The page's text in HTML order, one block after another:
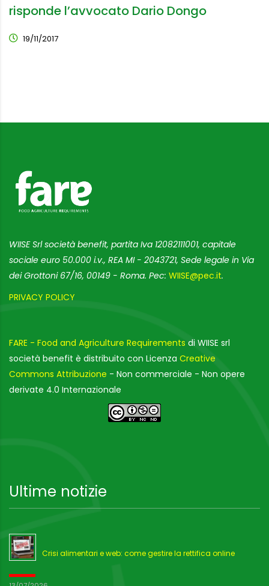
risponde l’avvocato Dario Dongo
19/11/2017
WIISE Srl società benefit, partita Iva 12082111001, capitale
sociale euro 50.000 i.v., REA MI - 2043721, Sede legale in Via
dei Grottoni 67/16, 00149 - Roma. Pec: WIISE@pec.it.
PRIVACY POLICY
FARE - Food and Agriculture Requirements di WIISE srl
società benefit è distribuito con Licenza Creative
Commons Attribuzione - Non commerciale - Non opere
derivate 4.0 Internazionale
Ultime notizie
Crisi alimentari e web: come gestire la rettifica online